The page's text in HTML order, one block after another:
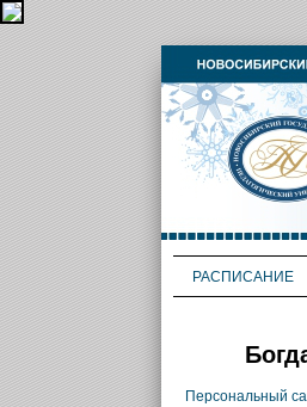
РАСПИСАНИЕ
Персональный